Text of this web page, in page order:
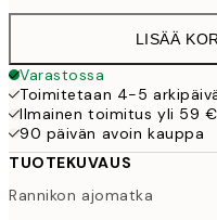
LISÄÄ
Varastossa
Toimitetaan 4-5
Ilmainen toimitus yli 59 €
90 päivän avoin kauppa
TUOTEKUVAUS
Rannikon ajomatka